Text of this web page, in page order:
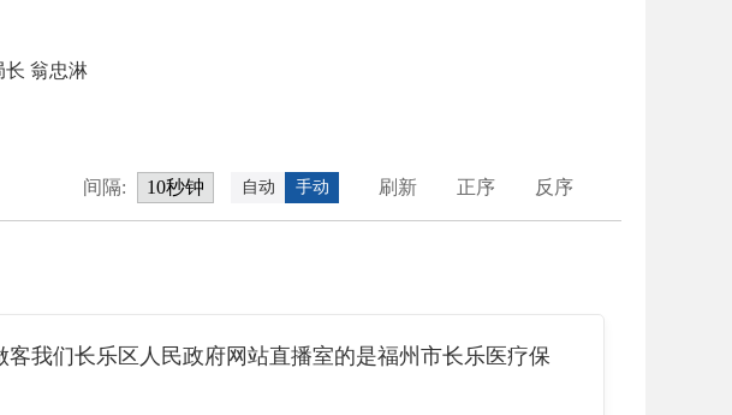
长 翁忠淋
间隔: 自动 手动 刷新 正序 反序
们长乐区人民政府网站直播室的是福州市长乐医疗保